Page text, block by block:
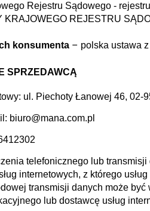
Rejestru Sądowego -
KRAJOWEGO REJESTRU
konsumenta – polska ustawa
SPRZEDAWCĄ
ul. Piechoty Łanowej 46, 02-
biuro@mana.com.pl
telefonicznego lub
internetowych, z którego
transmisji danych może
lub dostawcę usług